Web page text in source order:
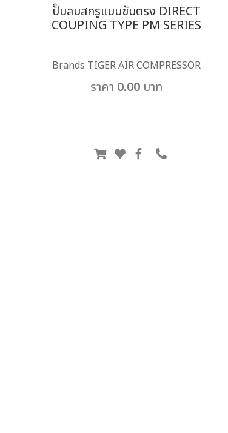
ปั๊มลมสกรูแบบขับตรง DIRECT
COUPING TYPE PM SERIES
Brands TIGER AIR COMPRESSOR
ราคา 0.00 บาท